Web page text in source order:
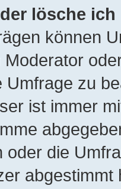
lösche
können
Umfrage zu
ist immer
oder die